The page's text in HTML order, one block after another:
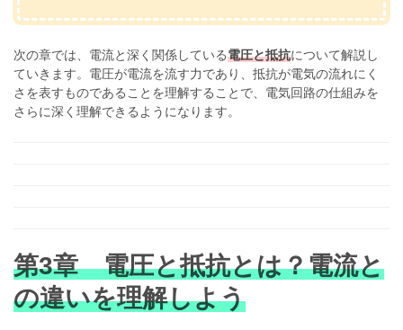
次の章では、電流と深く関係している電圧と抵抗について解説し
ていきます。電圧が電流を流す力であり、抵抗が電気の流れにく
さを表すものであることを理解することで、電気回路の仕組みを
さらに深く理解できるようになります。
第3章 電圧と抵抗とは？電流と
の違いを理解しよう